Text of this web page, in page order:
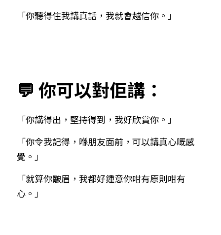
「你聽得住我講真話，我就會越信你。」
💬 你可以對佢講：
「你講得出，堅持得到，我好欣賞你。」
「你令我記得，喺朋友面前，可以講真心嘅感
覺。」
「就算你皺眉，我都好鍾意你咁有原則咁有
心。」